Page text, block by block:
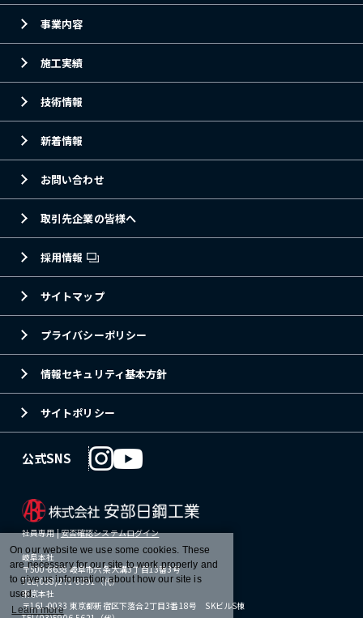
事業内容
施工実績
技術情報
新着情報
お問い合わせ
取引先企業の皆様へ
採用情報
サイトマップ
プライバシーポリシー
情報セキュリティ基本方針
サイトポリシー
公式SNS
社員専用 |安否確認システムログイン
岐阜本社
〒500-8638 岐阜市六条大溝3丁目13番3号
TEL(058)271-3391（代）
東京本社
〒161-0033 東京都新宿区下落合2丁目3番18号 SKビルS棟
On our website we use some cookies. These
are necessary for our site to work properly and
to give us information about how our site is
used.
Learn more